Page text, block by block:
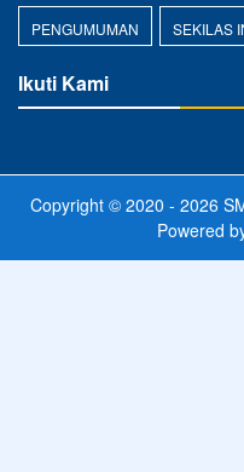
PENGUMUMAN SEKILAS
Ikuti Kami
Copyright © 2020 - 2026
Powered